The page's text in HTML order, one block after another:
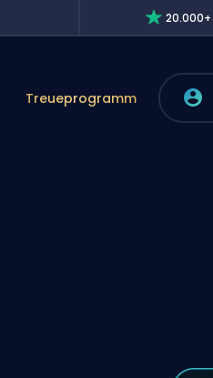
20.000+
Treueprogramm